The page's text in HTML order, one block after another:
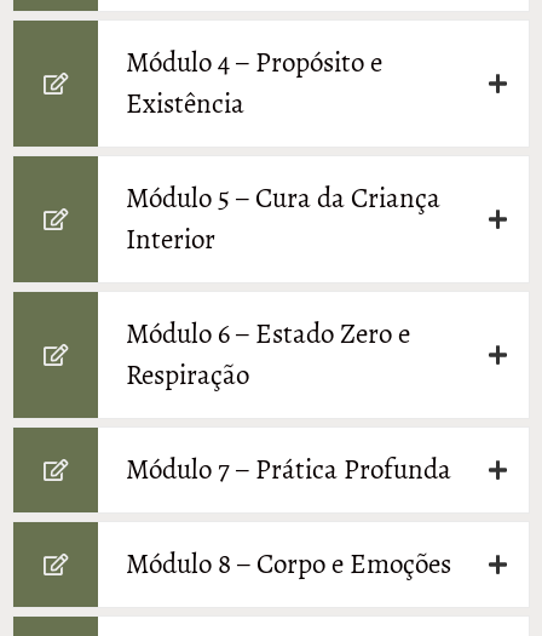
Módulo 4 – Propósito e
Existência
Módulo 5 – Cura da Criança
Interior
Módulo 6 – Estado Zero e
Respiração
Módulo 7 – Prática Profunda
Módulo 8 – Corpo e Emoções